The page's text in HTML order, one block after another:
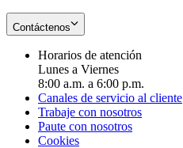
Contáctenos
Horarios de atención
Lunes a Viernes
8:00 a.m. a 6:00 p.m.
Canales de servicio al cliente
Trabaje con nosotros
Paute con nosotros
Cookies